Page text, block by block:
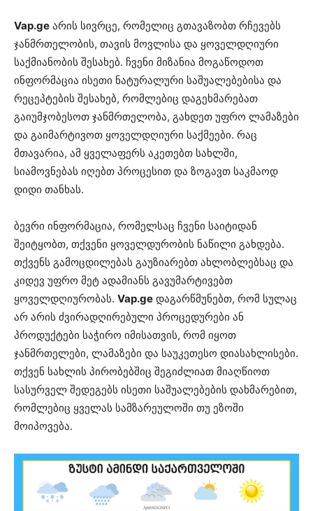
Vap.ge არის სივრცე, რომელიც გთავაზობთ რჩევებს
ჯანმრთელობის, თავის მოვლისა და ყოველდღიური
საქმიანობის შესახებ. ჩვენი მიზანია მოგაწოდოთ
ინფორმაცია ისეთი ნატურალური საშუალებებისა და
რეცეპტების შესახებ, რომლებიც დაგეხმარებათ
გაიუმჯობესოთ ჯანმრთელობა, გახდეთ უფრო ლამაზები
და გაიმარტივოთ ყოველდღიური საქმეები. რაც
მთავარია, ამ ყველაფერს აკეთებთ სახლში,
სიამოვნებას იღებთ პროცესით და ზოგავთ საკმაოდ
დიდი თანხას.
ბევრი ინფორმაცია, რომელსაც ჩვენი საიტიდან
შეიტყობთ, თქვენი ყოველდურობის ნაწილი გახდება.
თქვენს გამოცდილებას გაუზიარებთ ახლობლებსაც და
კიდევ უფრო მეტ ადამიანს გავუმარტივებთ
ყოველდღიურობას. Vap.ge დაგარწმუნებთ, რომ სულაც
არ არის ძვირადღირებული პროცედურები ან
პროდუქტები საჭირო იმისათვის, რომ იყოთ
ჯანმრთელები, ლამაზები და საუკეთესო დიასახლისები.
თქვენ სახლის პირობებშიც შეგიძლიათ მიაღწიოთ
სასურველ შედეგებს ისეთი საშუალებების დახმარებით,
რომლებიც ყველას სამზარეულოში თუ ეზოში
მოიპოვება.